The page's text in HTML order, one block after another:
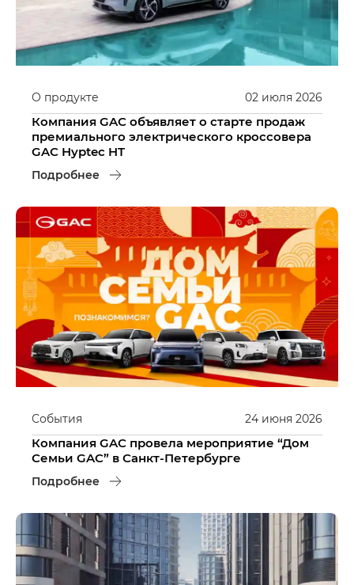
02 июля 2026
О продукте
Компания GAC объявляет о старте продаж
премиального электрического кроссовера
GAC Hyptec HT
Подробнее
24 июня 2026
События
Компания GAC провела мероприятие “Дом
Семьи GAC” в Санкт-Петербурге
Подробнее